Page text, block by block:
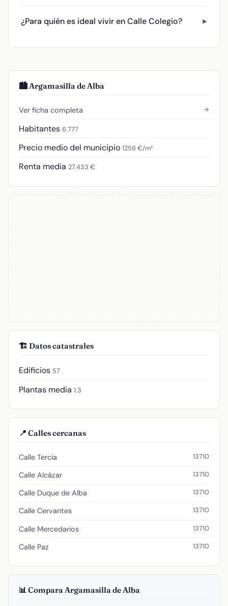
¿Para quién es ideal vivir en Calle Colegio?
🏙️ Argamasilla de Alba
Ver ficha completa →
Habitantes 6.777
Precio medio del municipio 1256 €/m²
Renta media 27.433 €
🏗️ Datos catastrales
Edificios 57
Plantas media 1.3
📍 Calles cercanas
Calle Tercia 13710
Calle Alcázar 13710
Calle Duque de Alba 13710
Calle Cervantes 13710
Calle Mercedarios 13710
Calle Paz 13710
📊 Compara Argamasilla de Alba